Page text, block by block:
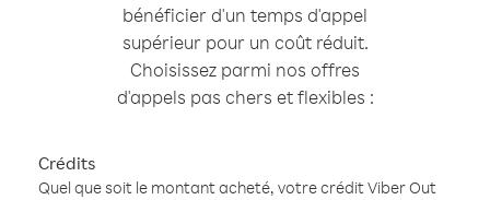
bénéficier d'un temps d'appel
supérieur pour un coût réduit.
Choisissez parmi nos offres
d'appels pas chers et flexibles :
Crédits
Quel que soit le montant acheté, votre crédit Viber Out